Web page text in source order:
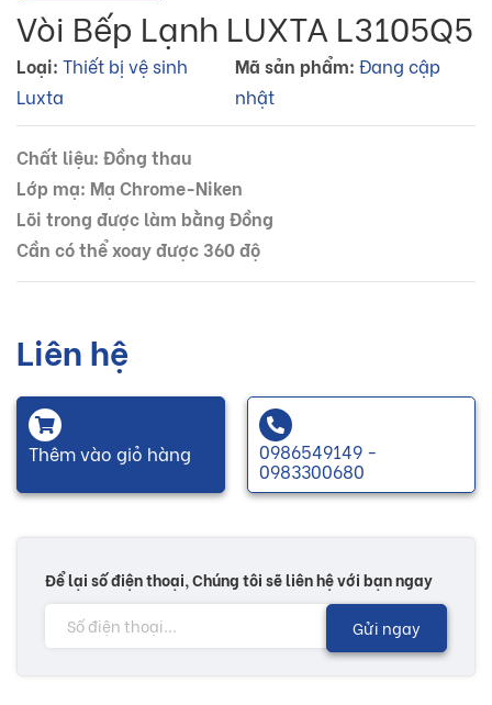
Vòi Bếp Lạnh LUXTA L3105Q5
Loại: Thiết bị vệ sinh
Luxta
Mã sản phẩm: Đang cập
nhật
Chất liệu: Đồng thau
Lớp mạ: Mạ Chrome-Niken
Lõi trong được làm bằng Đồng
Cần có thể xoay được 360 độ
Liên hệ
Thêm vào giỏ hàng 0986549149 -
0983300680
Để lại số điện thoại, Chúng tôi sẽ liên hệ với bạn ngay
Gửi ngay